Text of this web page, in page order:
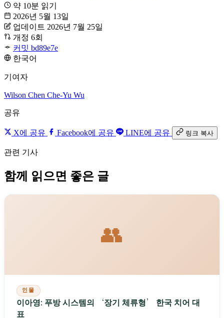
약 10분 읽기
2026년 5월 13일
업데이트 2026년 7월 25일
개정 6회
커밋 bd89e7e
한국어
기여자
Wilson Chen Che-Yu Wu
공유
X에 공유 Facebook에 공유 LINE에 공유 링크 복사
관련 기사
함께 읽으면 좋은 글
👥
인물
이아영: 푸방 시스템의 ‘장기 체류형’ 한국 치어 대
표